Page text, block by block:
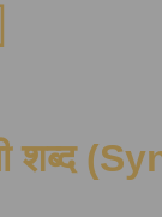
शब्द